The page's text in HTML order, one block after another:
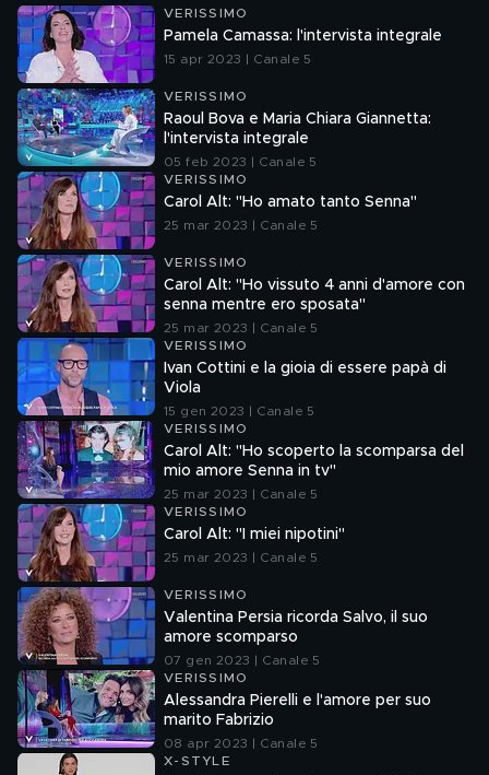
VERISSIMO
Pamela Camassa: l'intervista integrale
15 apr 2023 | Canale 5
VERISSIMO
Raoul Bova e Maria Chiara Giannetta:
l'intervista integrale
05 feb 2023 | Canale 5
VERISSIMO
Carol Alt: "Ho amato tanto Senna"
25 mar 2023 | Canale 5
VERISSIMO
Carol Alt: "Ho vissuto 4 anni d'amore con
senna mentre ero sposata"
25 mar 2023 | Canale 5
VERISSIMO
Ivan Cottini e la gioia di essere papà di
Viola
15 gen 2023 | Canale 5
VERISSIMO
Carol Alt: "Ho scoperto la scomparsa del
mio amore Senna in tv"
25 mar 2023 | Canale 5
VERISSIMO
Carol Alt: "I miei nipotini"
25 mar 2023 | Canale 5
VERISSIMO
Valentina Persia ricorda Salvo, il suo
amore scomparso
07 gen 2023 | Canale 5
VERISSIMO
Alessandra Pierelli e l'amore per suo
marito Fabrizio
08 apr 2023 | Canale 5
X-STYLE